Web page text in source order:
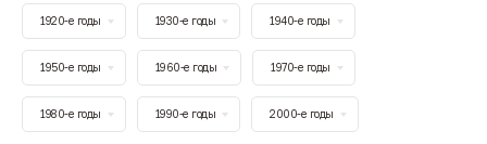
1920-е годы 1930-е годы 1940-е годы
1950-е годы 1960-е годы 1970-е годы
1980-е годы 1990-е годы 2000-е годы